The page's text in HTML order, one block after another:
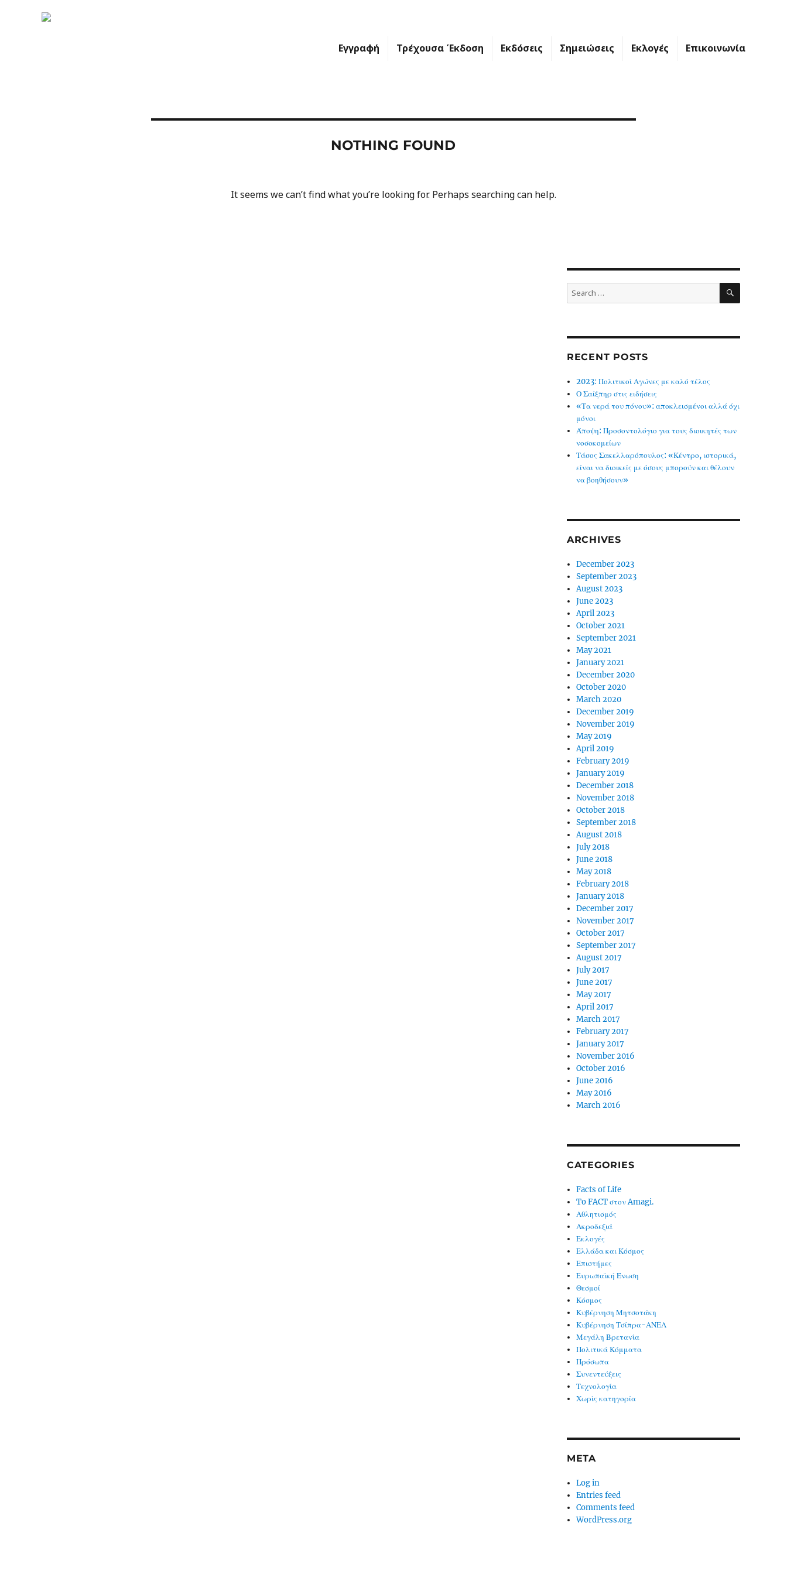
Εγγραφή Τρέχουσα Έκδοση Εκδόσεις Σημειώσεις Εκλογές Επικοινωνία
NOTHING FOUND
It seems we can’t find what you’re looking for. Perhaps searching can help.
Search
for:
SEARCH
RECENT POSTS
2023: Πολιτικοί Αγώνες με καλό τέλος
Ο Σαίξπηρ στις ειδήσεις
«Τα νερά του πόνου»: αποκλεισμένοι αλλά όχι
μόνοι
Άποψη: Προσοντολόγιο για τους διοικητές των
νοσοκομείων
Τάσος Σακελλαρόπουλος: «Κέντρο, ιστορικά,
είναι να διοικείς με όσους μπορούν και θέλουν
να βοηθήσουν»
ARCHIVES
December 2023
September 2023
August 2023
June 2023
April 2023
October 2021
September 2021
May 2021
January 2021
December 2020
October 2020
March 2020
December 2019
November 2019
May 2019
April 2019
February 2019
January 2019
December 2018
November 2018
October 2018
September 2018
August 2018
July 2018
June 2018
May 2018
February 2018
January 2018
December 2017
November 2017
October 2017
September 2017
August 2017
July 2017
June 2017
May 2017
April 2017
March 2017
February 2017
January 2017
November 2016
October 2016
June 2016
May 2016
March 2016
CATEGORIES
Facts of Life
To FACT στον Amagi.
Αθλητισμός
Ακροδεξιά
Εκλογές
Ελλάδα και Κόσμος
Επιστήμες
Ευρωπαϊκή Ένωση
Θεσμοί
Κόσμος
Κυβέρνηση Μητσοτάκη
Κυβέρνηση Τσίπρα-ΑΝΕΛ
Μεγάλη Βρετανία
Πολιτικά Κόμματα
Πρόσωπα
Συνεντεύξεις
Τεχνολογία
Χωρίς κατηγορία
META
Log in
Entries feed
Comments feed
WordPress.org